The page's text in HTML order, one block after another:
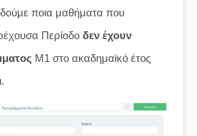
δούμε ποια μαθήματα που
Περίοδο δεν έχουν
Μ1 στο ακαδημαϊκό έτος